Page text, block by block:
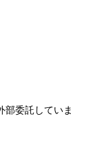
部委託していま